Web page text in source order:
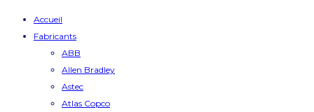
Accueil
Fabricants
ABB
Allen Bradley
Astec
Atlas Copco